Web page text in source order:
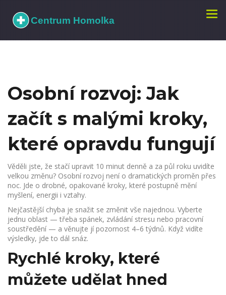
Osobní rozvoj: Jak
začít s malými kroky,
které opravdu fungují
Věděli jste, že stačí upravit 10 minut denně a za půl roku uvidíte
velkou změnu? Osobní rozvoj není o dramatických proměn přes
noc. Jde o drobné, opakované kroky, které postupně mění
myšlení, energii i vztahy.
Nejčastější chyba je snažit se změnit vše najednou. Vyberte
jednu oblast — třeba spánek, zvládání stresu nebo pracovní
soustředění — a věnujte jí pozornost 4–6 týdnů. Když vidíte
výsledky, jde to dál snáz.
Rychlé kroky, které
můžete udělat hned